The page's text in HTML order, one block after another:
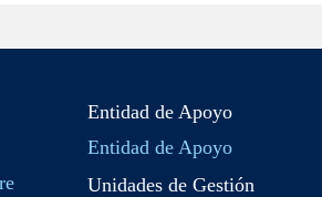
Entidad de Apoyo
Entidad de Apoyo
Unidades de Gestión